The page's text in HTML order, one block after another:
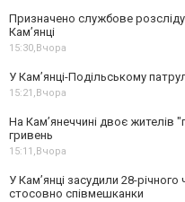
Призначено службове
Кам’янці
15:30, Вчора
У Кам’янці-Подільському
15:21, Вчора
На Камʼянеччині двоє жителів
гривень
15:11, Вчора
У Камʼянці засудили 28-
стосовно співмешканки